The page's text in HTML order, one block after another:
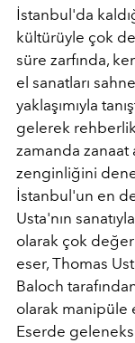
İstanbul'da
kültürüyle çok de
süre zarfında,
el sanatları
yaklaşımıyla
gelerek rehberlik
zamanda zanaat
zenginliğini
İstanbul'un en
Usta'nın
olarak çok de
eser, Thomas
Baloch
olarak manipüle
Eserde